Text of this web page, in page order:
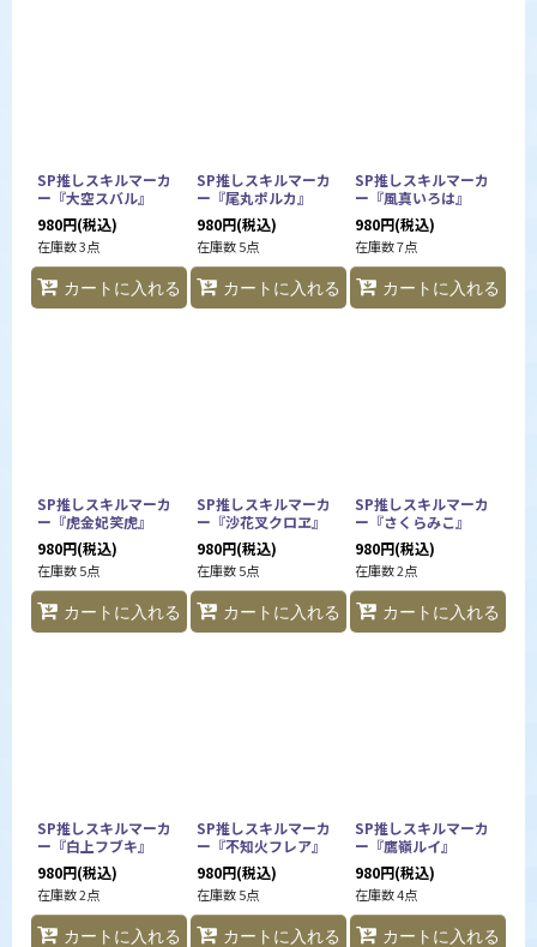
SP推しスキルマーカ
ー『大空スバル』
980円(税込)
在庫数 3点
カートに入れる
SP推しスキルマーカ
ー『尾丸ポルカ』
980円(税込)
在庫数 5点
カートに入れる
SP推しスキルマーカ
ー『風真いろは』
980円(税込)
在庫数 7点
カートに入れる
SP推しスキルマーカ
ー『虎金妃笑虎』
980円(税込)
在庫数 5点
カートに入れる
SP推しスキルマーカ
ー『沙花叉クロヱ』
980円(税込)
在庫数 5点
カートに入れる
SP推しスキルマーカ
ー『さくらみこ』
980円(税込)
在庫数 2点
カートに入れる
SP推しスキルマーカ
ー『白上フブキ』
980円(税込)
在庫数 2点
カートに入れる
SP推しスキルマーカ
ー『不知火フレア』
980円(税込)
在庫数 5点
カートに入れる
SP推しスキルマーカ
ー『鷹嶺ルイ』
980円(税込)
在庫数 4点
カートに入れる